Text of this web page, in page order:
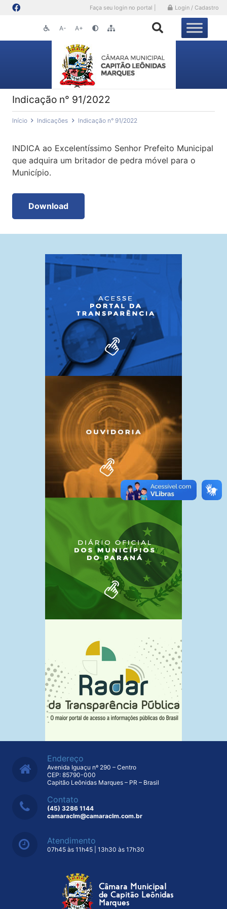
Faça seu login no portal | Login / Cadastro
A- A+
Indicação n° 91/2022
Início Indicações Indicação n° 91/2022
INDICA ao Excelentíssimo Senhor Prefeito Municipal
que adquira um britador de pedra móvel para o
Município.
Download
Endereço
Avenida Iguaçu nº 290 – Centro
CEP: 85790-000
Capitão Leônidas Marques – PR – Brasil
Contato
(45) 3286 1144
camaraclm@camaraclm.com.br
Atendimento
07h45 às 11h45 | 13h30 às 17h30